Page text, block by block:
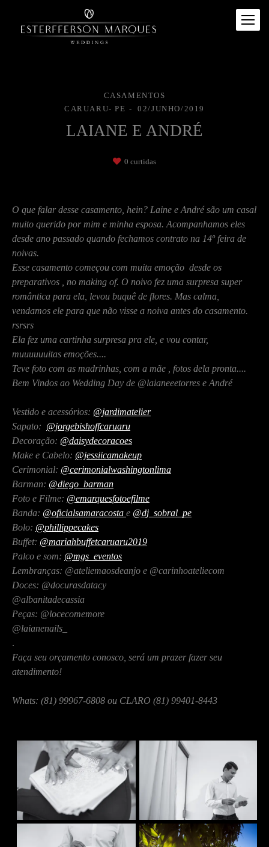
CASAMENTOS
CARUARU- PE
02/JUNHO/2019
LAIANE E ANDRÉ
0 curtidas
O que falar desse casamento, hein? Laine e André são um casal
muito querido por mim e minha esposa. Acompanhamos eles
desde ano passado quando fechamos contrato na 14º feira de
noivas.
Esse casamento começou com muita emoção desde os
preparativos , no making of. O noivo fez uma surpresa super
romântica para ela, levou buquê de flores. Mas calma,
vendamos ele para que não visse a noiva antes do casamento.
rsrsrs
Ela fez uma cartinha surpresa pra ele, e vou contar,
muuuuuuitas emoções....
Teve foto com as madrinhas, com a mãe , fotos dela pronta....
Bem Vindos ao Wedding Day de @laianeeetorres e André
Vestido e acessórios: @jardimatelier
Sapato: @jorgebishoffcaruaru
Decoração: @daisydecoracoes
Make e Cabelo: @jessiicamakeup
Cerimonial: @cerimonialwashingtonlima
Barman: @diego_barman
Foto e Filme: @emarquesfotoefilme
Banda: @oficialsamaracosta e @dj_sobral_pe
Bolo: @phillippecakes
Buffet: @mariahbuffetcaruaru2019
Palco e som: @mgs_eventos
Lembranças: @ateliemaosdeanjo e @carinhoateliecom
Doces: @docurasdatacy
@albanitadecassia
Peças: @locecomemore
@laianenails_
.
Faça seu orçamento conosco, será um prazer fazer seu
atendimento!
Whats: (81) 99967-6808 ou CLARO (81) 99401-8443